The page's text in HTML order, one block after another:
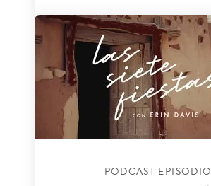
PODCAST EPISODIO